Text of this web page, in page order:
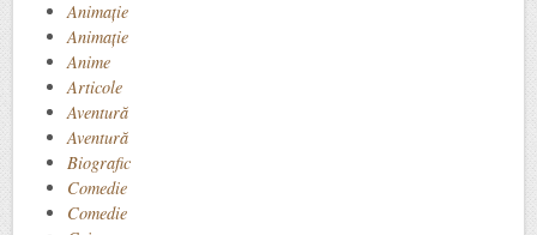
Animaţie
Animație
Anime
Articole
Aventură
Aventură
Biografic
Comedie
Comedie